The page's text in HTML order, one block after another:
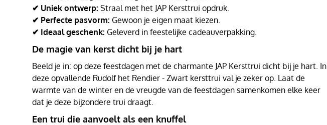
✔ Uniek ontwerp: Straal met het JAP Kersttrui opdruk.
✔ Perfecte pasvorm: Gewoon je eigen maat kiezen.
✔ Ideaal geschenk: Geleverd in feestelijke cadeauverpakking.
De magie van kerst dicht bij je hart
Beeld je in: op deze feestdagen met de charmante JAP Kersttrui dicht bij je hart. In
deze opvallende Rudolf het Rendier - Zwart kersttrui val je zeker op. Laat de
warmte van de winter en de vreugde van de feestdagen samenkomen elke keer
dat je deze bijzondere trui draagt.
Een trui die aanvoelt als een knuffel